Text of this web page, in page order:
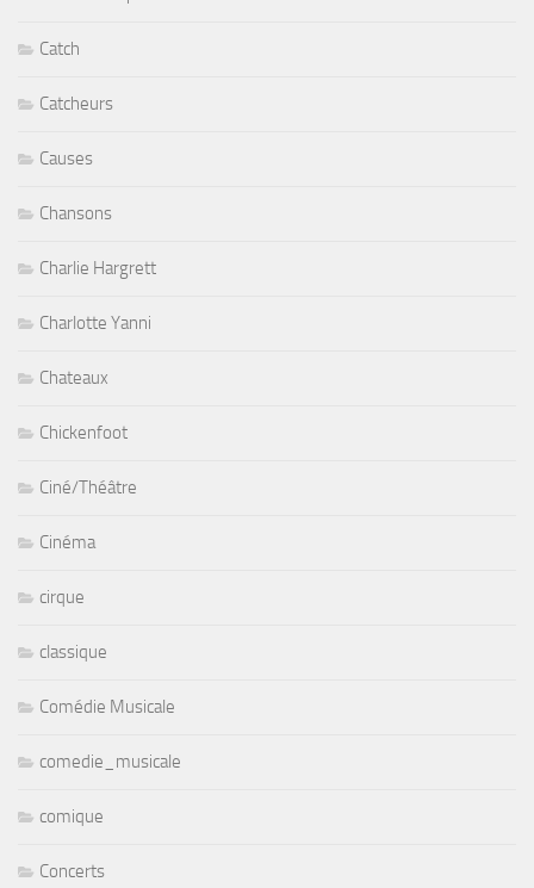
Catch
Catcheurs
Causes
Chansons
Charlie Hargrett
Charlotte Yanni
Chateaux
Chickenfoot
Ciné/Théâtre
Cinéma
cirque
classique
Comédie Musicale
comedie_musicale
comique
Concerts